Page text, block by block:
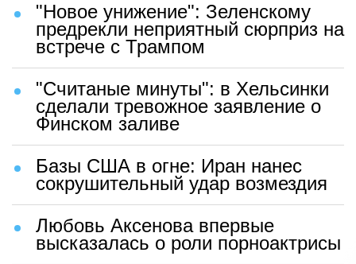
"Новое унижение": Зеленскому
предрекли неприятный сюрприз на
встрече с Трампом
"Считаные минуты": в Хельсинки
сделали тревожное заявление о
Финском заливе
Базы США в огне: Иран нанес
сокрушительный удар возмездия
Любовь Аксенова впервые
высказалась о роли порноактрисы